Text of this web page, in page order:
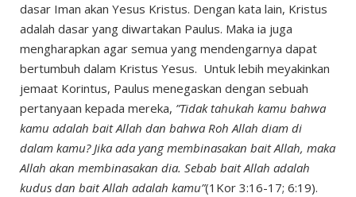
dasar Iman akan Yesus Kristus. Dengan kata lain, Kristus
adalah dasar yang diwartakan Paulus. Maka ia juga
mengharapkan agar semua yang mendengarnya dapat
bertumbuh dalam Kristus Yesus. Untuk lebih meyakinkan
jemaat Korintus, Paulus menegaskan dengan sebuah
pertanyaan kepada mereka, ”Tidak tahukah kamu bahwa
kamu adalah bait Allah dan bahwa Roh Allah diam di
dalam kamu? Jika ada yang membinasakan bait Allah, maka
Allah akan membinasakan dia. Sebab bait Allah adalah
kudus dan bait Allah adalah kamu”(1Kor 3:16-17; 6:19).